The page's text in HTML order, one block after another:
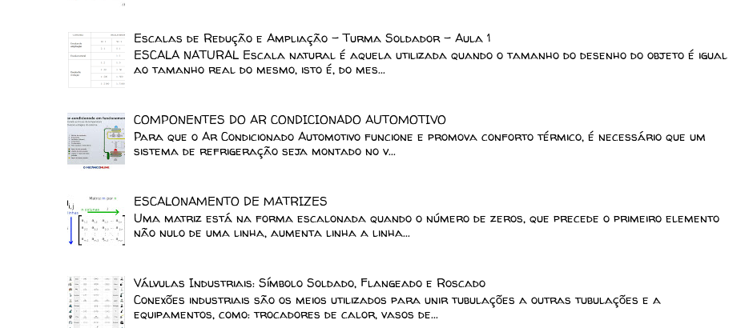
Escalas de Redução e Ampliação - Turma Soldador - Aula 1
ESCALA NATURAL Escala natural é aquela utilizada quando o tamanho do desenho do objeto é igual
ao tamanho real do mesmo, isto é, do mes...
COMPONENTES DO AR CONDICIONADO AUTOMOTIVO
Para que o Ar Condicionado Automotivo funcione e promova conforto térmico, é necessário que um
sistema de refrigeração seja montado no v...
ESCALONAMENTO DE MATRIZES
Uma matriz está na forma escalonada quando o número de zeros, que precede o primeiro elemento
não nulo de uma linha, aumenta linha a linha...
Válvulas Industriais: Símbolo Soldado, Flangeado e Roscado
Conexões industriais são os meios utilizados para unir tubulações a outras tubulações e a
equipamentos, como: trocadores de calor, vasos de...